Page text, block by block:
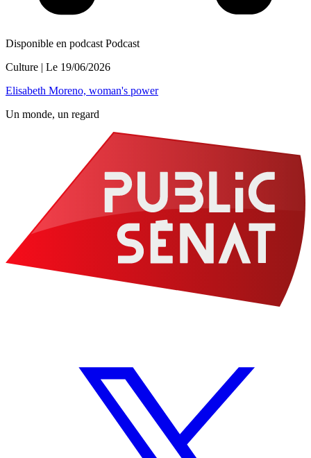
Disponible en podcast Podcast
Culture | Le 19/06/2026
Elisabeth Moreno, woman's power
Un monde, un regard